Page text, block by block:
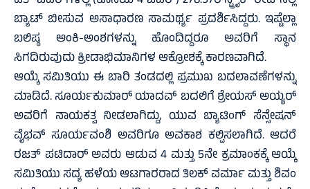
ಬ್ಯಾಟ್ ಬೀಸುವ ಅಸಾಧಾರಣ ಸಾಮರ್ಥ್ಯ ಪ್ರದರ್ಶಿಸಿದ್ದರು. ಇಷ್ಟೆಲ್ಲಾ
ಬಲಿಷ್ಠ ಅಂಕಿ-ಅಂಶಗಳನ್ನು ಹೊಂದಿದ್ದರೂ ಅವರಿಗೆ ಸ್ಥಾನ
ಸಿಗದಿರುವುದು ಕ್ರೀಡಾಭಿಮಾನಿಗಳ ಆಕ್ರೋಶಕ್ಕೆ ಕಾರಣವಾಗಿದೆ.
ಆಯ್ಕೆ ಸಮಿತಿಯು ಈ ಬಾರಿ ತಂಡದಲ್ಲಿ ಪ್ರಮುಖ ಬದಲಾವಣೆಗಳನ್ನು
ಮಾಡಿದೆ. ಸೂರ್ಯಕುಮಾರ್ ಯಾದವ್ ಬದಲಿಗೆ ಶ್ರೇಯಸ್ ಅಯ್ಯರ್
ಅವರಿಗೆ ನಾಯಕತ್ವ ನೀಡಲಾಗಿದ್ದು, ಯುವ ಬ್ಯಾಟಿಂಗ್ ಸೆನ್ಸೇಷನ್
ವೈಭವ್ ಸೂರ್ಯವಂಶಿ ಅವರಿಗೂ ಅವಕಾಶ ಕಲ್ಪಿಸಲಾಗಿದೆ. ಆದರೆ
ರಜತ್ ಪಟಿದಾರ್ ಅವರು ಆಡುವ 4 ಮತ್ತು 5ನೇ ಕ್ರಮಾಂಕಕ್ಕೆ ಆಯ್ಕೆ
ಸಮಿತಿಯು ಸದ್ಯ ಹಳೆಯ ಆಟಗಾರರಾದ ತಿಲಕ್ ವರ್ಮಾ ಮತ್ತು ಶಿವಂ